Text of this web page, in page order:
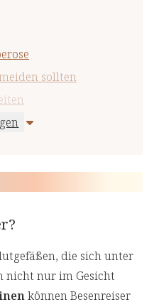
sollten
und
die sich unter
nicht nur im Gesicht
können Besenreiser